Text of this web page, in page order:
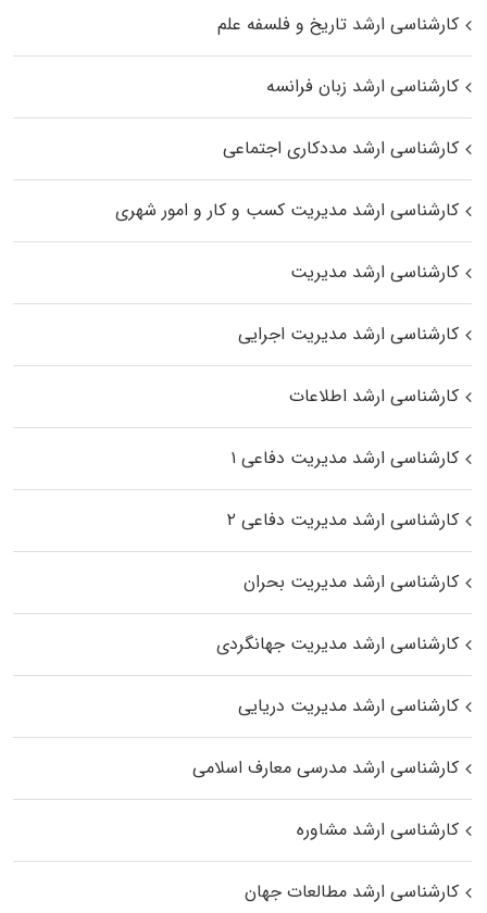
کارشناسی ارشد تاریخ و فلسفه علم
کارشناسی ارشد زبان فرانسه
کارشناسی ارشد مددکاری اجتماعی
کارشناسی ارشد مدیریت کسب و کار و امور شهری
کارشناسی ارشد مدیریت
کارشناسی ارشد مدیریت اجرایی
کارشناسی ارشد اطلاعات
کارشناسی ارشد مدیریت دفاعی ۱
کارشناسی ارشد مدیریت دفاعی ۲
کارشناسی ارشد مدیریت بحران
کارشناسی ارشد مدیریت جهانگردی
کارشناسی ارشد مدیریت دریایی
کارشناسی ارشد مدرسی معارف اسلامی
کارشناسی ارشد مشاوره
کارشناسی ارشد مطالعات جهان